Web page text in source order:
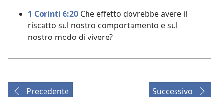
1 Corinti 6:20 Che effetto dovrebbe avere il
riscatto sul nostro comportamento e sul
nostro modo di vivere?
Precedente Successivo